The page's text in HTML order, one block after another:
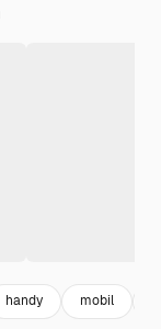
handy mobil